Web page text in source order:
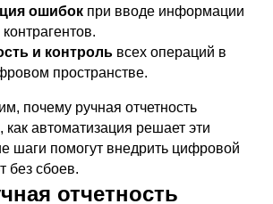
ошибок при вводе информации
и контроль всех операций в
пространстве.
почему ручная отчетность
как автоматизация решает эти
шаги помогут внедрить цифровой
без сбоев.
отчетность